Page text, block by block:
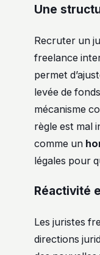
Une
Recruter un
freelance
permet
levée de
mécanisme
règle est mal
comme un
légales pour
Réactivité
Les juristes
directions